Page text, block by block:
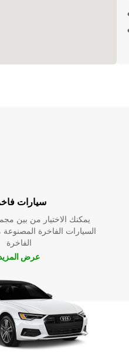
سيارات
يمكنك الاختيار من بين
السيارات الفاخرة
الفاخرة
عرض